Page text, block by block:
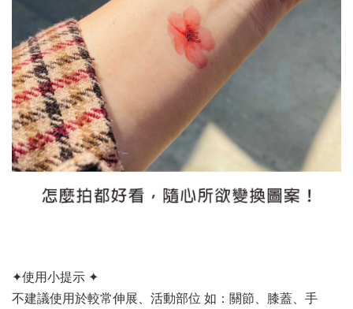
✦使用小提示 ✦
不建議使用於較常伸展、活動部位 如：關節、膝蓋、手